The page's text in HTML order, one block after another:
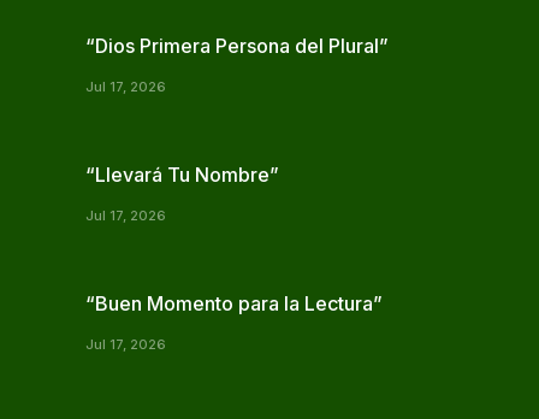
“Dios Primera Persona del Plural”
Jul 17, 2026
“Llevará Tu Nombre”
Jul 17, 2026
“Buen Momento para la Lectura”
Jul 17, 2026